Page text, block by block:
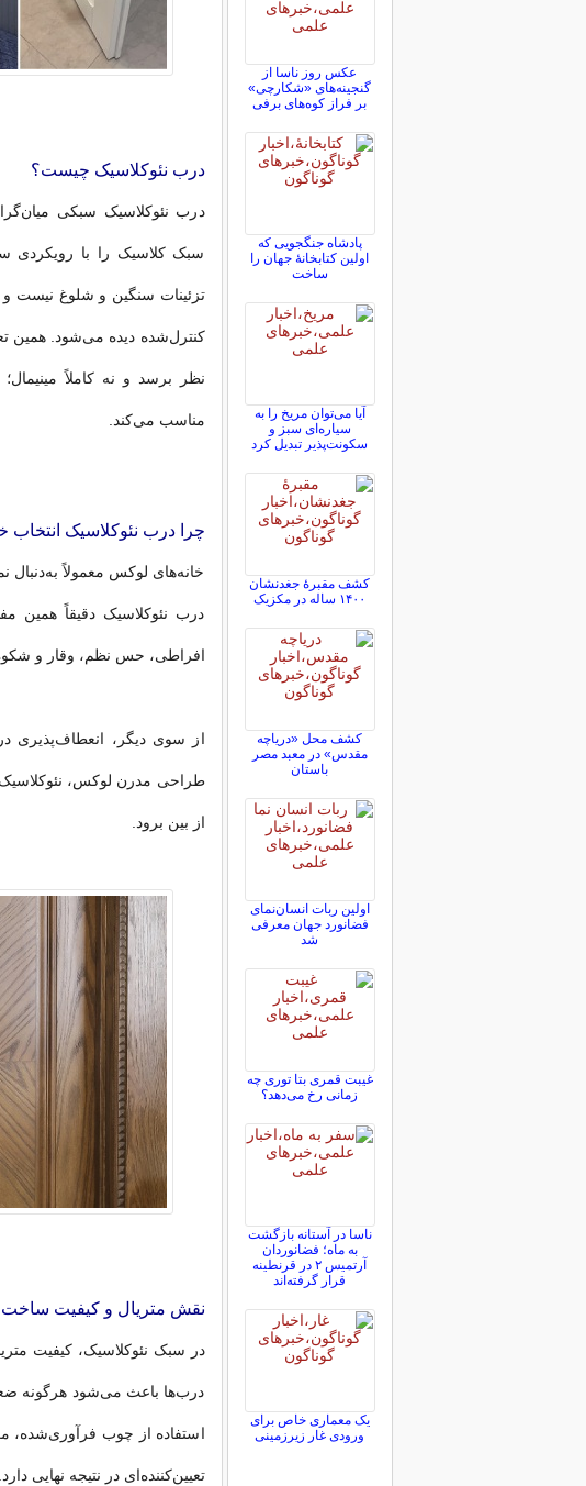
درب نئوکلاسیک چیست؟
درب نئوکلاسیک سبکی
سبک کلاسیک را با رویکردی
تزئینات سنگین و شلوغ نیست
کنترل‌شده دیده می‌شود. همین
نظر برسد و نه کاملاً
مناسب می‌کند.
چرا درب نئوکلاسیک
خانه‌های لوکس معمولاً به‌دنبال
درب نئوکلاسیک دقیقاً همین
افراطی، حس نظم، وقار و شکوه
از سوی دیگر، انعطاف‌پذیری
طراحی مدرن لوکس، نئوکلاسیک
از بین برود.
نقش متریال و کیفیت ساخت
در سبک نئوکلاسیک، کیفیت
درب‌ها باعث می‌شود هرگونه
استفاده از چوب
تعیین‌کننده‌ای در نتیجه نهایی دارد.
عکس روز ناسا از
گنجینه‌های «شکارچی»
بر فراز کوه‌های برفی
پادشاه جنگجویی که
اولین کتابخانۀ جهان را
ساخت
آیا می‌توان مریخ را به
سیاره‌ای سبز و
سکونت‌پذیر تبدیل کرد
کشف مقبرۀ جغدنشان
۱۴۰۰ ساله در مکزیک
کشف محل «دریاچه
مقدس» در معبد مصر
باستان
اولین ربات انسان‌نمای
فضانورد جهان معرفی
شد
غیبت قمری بتا توری چه
زمانی رخ می‌دهد؟
ناسا در آستانه بازگشت
به ماه؛ فضانوردان
آرتمیس ۲ در قرنطینه
قرار گرفته‌اند
یک معماری خاص برای
ورودی غار زیرزمینی